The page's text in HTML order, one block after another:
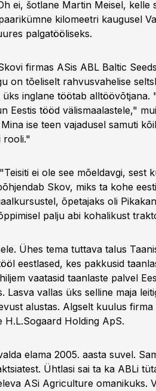
ei, šotlane Martin Meisel, kelle
kilomeetri kaugusel
palgatööliseks.
firmas ASis ABL Baltic
on tõeliselt rahvusvahelise
inglane töötab alltöövõtjana.
Eestis tööd välismaalastele,"
ise teen vajadusel samuti
rooli."
ei ole see mõeldavgi, sest
Skov, miks ta kohe
õpetajaks oli
palju abi kohalikust
Ühes tema tuttava talus
eestlased, kes pakkusid
vaatasid taanlaste palvel
Lasva vallas üks selline maja
alustas. Algselt kuulus
H.L.Sogaard Holding ApS.
elama 2005. aasta suvel.
Ühtlasi sai ta ka ABLi
ASi Agriculture omanikuks.